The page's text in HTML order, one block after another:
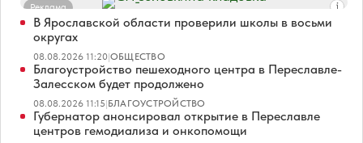
Реклама
В Ярославской области проверили школы в восьми
округах
08.08.2026 11:20|ОБЩЕСТВО
Благоустройство пешеходного центра в Переславле-
Залесском будет продолжено
08.08.2026 11:15|БЛАГОУСТРОЙСТВО
Губернатор анонсировал открытие в Переславле
центров гемодиализа и онкопомощи